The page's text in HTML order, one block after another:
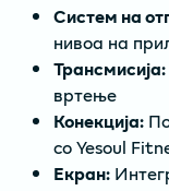
Систем на
нивоа на
Трансмисија:
вртење
Конекција:
со Yesoul
Екран: